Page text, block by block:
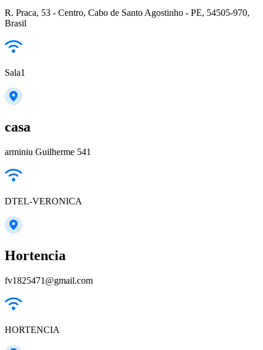
R. Praca, 53 - Centro, Cabo de Santo Agostinho - PE, 54505-970,
Brasil
Sala1
casa
arminiu Guilherme 541
DTEL-VERONICA
Hortencia
fv1825471@gmail.com
HORTENCIA